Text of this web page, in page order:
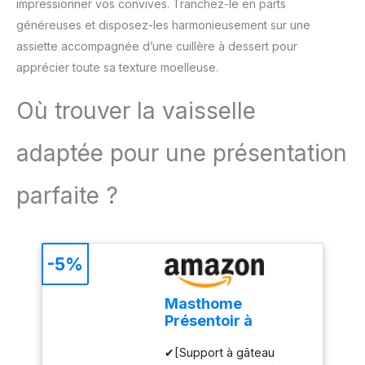
sucre sont cultivées sur
des terres volcaniques
riches en minéraux,
nourries par un climat
expression aromatique
rhums Isautier Idéal pour
les cocktails comme le
simple rhum, c’est un
véritable voyage
sensoriel au cœur de l’île
intense, entre traditions,
passion du goût
impressionner vos convives. Tranchez-le en parts
généreuses et disposez-les harmonieusement sur une
assiette accompagnée d’une cuillère à dessert pour
apprécier toute sa texture moelleuse.
Où trouver la vaisselle
adaptée pour une présentation
parfaite ?
Masthome
Présentoir à
avec Couvercle,
✔[Support à gâteau
-5%